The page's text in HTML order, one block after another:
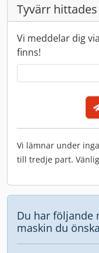
Tyvärr
Vi meddelar dig
finns!
Vi lämnar under
till tredje part.
Du har följande
maskin du